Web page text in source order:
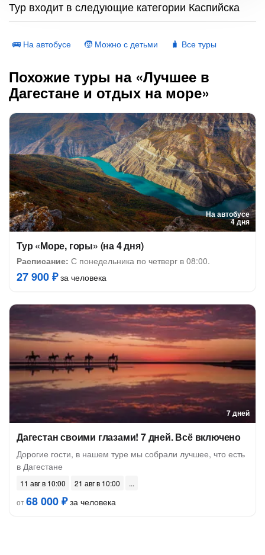
Тур входит в следующие категории Каспийска
🚌 На автобусе 🧒 Можно с детьми 🧳 Все туры
Похожие туры на «Лучшее в
Дагестане и отдых на море»
На автобусе
4 дня
Тур «Море, горы» (на 4 дня)
Расписание: С понедельника по четверг в 08:00.
27 900 ₽за человека
7 дней
Дагестан своими глазами! 7 дней. Всё включено
Дорогие гости, в нашем туре мы собрали лучшее, что есть
в Дагестане
11 авг в 10:00
21 авг в 10:00
от68 000 ₽за человека